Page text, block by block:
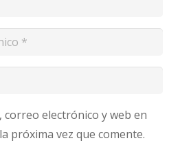
correo electrónico y web en
próxima vez que comente.